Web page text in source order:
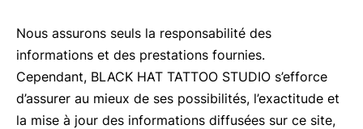
Nous assurons seuls la responsabilité des
informations et des prestations fournies.
Cependant, BLACK HAT TATTOO STUDIO s’efforce
d’assurer au mieux de ses possibilités, l’exactitude et
la mise à jour des informations diffusées sur ce site,